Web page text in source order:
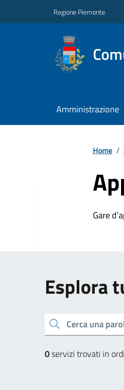
Regione Piemonte
Amministrazione
Home /
Gare
Esplora
Cerca una parola chiave
0servizi trovati in